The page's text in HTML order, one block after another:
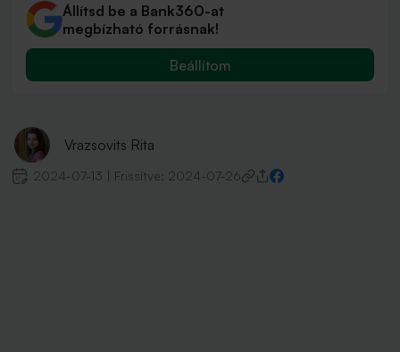
Állítsd be a Bank360-at
megbízható forrásnak!
Beállítom
Vrazsovits Rita
2024-07-13 Frissítve: 2024-07-26